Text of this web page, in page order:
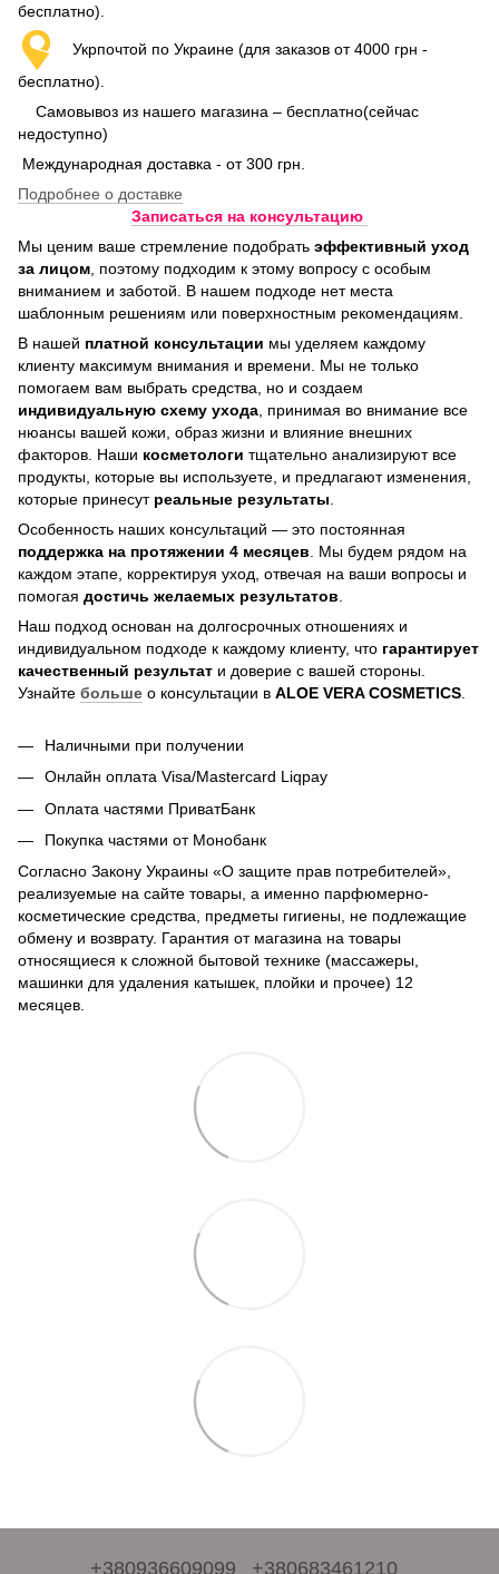
бесплатно).
Укрпочтой по Украине (для заказов от 4000 грн -
бесплатно).
Самовывоз из нашего магазина – бесплатно(сейчас
недоступно)
Международная доставка - от 300 грн.
Подробнее о доставке
Записаться на консультацию
Мы ценим ваше стремление подобрать эффективный уход
за лицом , поэтому подходим к этому вопросу с особым
вниманием и заботой. В нашем подходе нет места
шаблонным решениям или поверхностным рекомендациям.
В нашей платной консультации мы уделяем каждому
клиенту максимум внимания и времени. Мы не только
помогаем вам выбрать средства, но и создаем
индивидуальную схему ухода , принимая во внимание все
нюансы вашей кожи, образ жизни и влияние внешних
факторов. Наши косметологи тщательно анализируют все
продукты, которые вы используете, и предлагают изменения,
которые принесут реальные результаты
Особенность наших консультаций — это постоянная
поддержка на протяжении 4 месяцев . Мы будем рядом на
каждом этапе, корректируя уход, отвечая на ваши вопросы и
помогая достичь желаемых результатов
Наш подход основан на долгосрочных отношениях и
индивидуальном подходе к каждому клиенту, что гарантирует
качественный результат и доверие с вашей стороны.
Узнайте больше о консультации в ALOE VERA COSMETICS
Наличными при получении
Онлайн оплата Visa/Mastercard Liqpay
Оплата частями ПриватБанк
Покупка частями от Монобанк
Согласно Закону Украины «О защите прав потребителей»,
реализуемые на сайте товары, а именно парфюмерно-
косметические средства, предметы гигиены, не подлежащие
обмену и возврату. Гарантия от магазина на товары
относящиеся к сложной бытовой технике (массажеры,
машинки для удаления катышек, плойки и прочее) 12
месяцев.
+380936609099 +380683461210